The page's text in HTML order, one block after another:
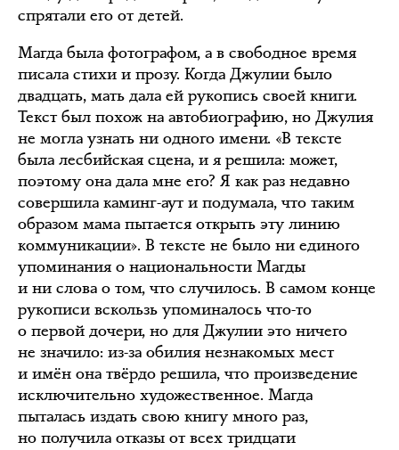
спрятали его от детей.
Магда была фотографом, а в свободное время
писала стихи и прозу. Когда Джулии было
двадцать, мать дала ей рукопись своей книги.
Текст был похож на автобиографию, но Джулия
не могла узнать ни одного имени. «В тексте
была лесбийская сцена, и я решила: может,
поэтому она дала мне его? Я как раз недавно
совершила каминг-аут и подумала, что таким
образом мама пытается открыть эту линию
коммуникации». В тексте не было ни единого
упоминания о национальности Магды
и ни слова о том, что случилось. В самом конце
рукописи вскользь упоминалось что-то
о первой дочери, но для Джулии это ничего
не значило: из-за обилия незнакомых мест
и имён она твёрдо решила, что произведение
исключительно художественное. Магда
пыталась издать свою книгу много раз,
но получила отказы от всех тридцати